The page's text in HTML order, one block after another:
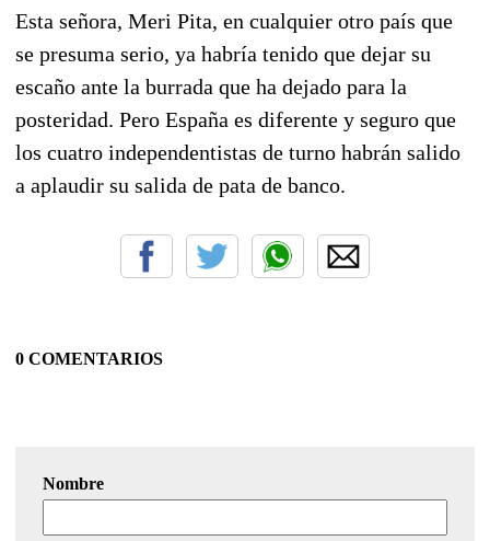
Esta señora, Meri Pita, en cualquier otro país que
se presuma serio, ya habría tenido que dejar su
escaño ante la burrada que ha dejado para la
posteridad. Pero España es diferente y seguro que
los cuatro independentistas de turno habrán salido
a aplaudir su salida de pata de banco.
0 COMENTARIOS
Nombre